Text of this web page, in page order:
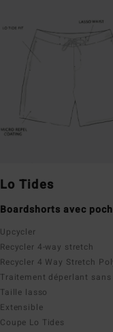
Lo Tides
Boardshorts avec
Upcycler
Recycler 4-way stretch
Recycler 4 Way Stretch
Traitement déperlant sans
Taille lasso
Extensible
Coupe Lo Tides